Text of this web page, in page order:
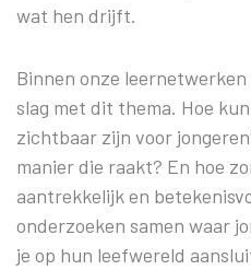
wat hen drijft.
Binnen onze leernetwerken
slag met dit thema. Hoe
zichtbaar zijn voor
manier die raakt? En hoe
aantrekkelijk en
onderzoeken samen waar
je op hun leefwereld